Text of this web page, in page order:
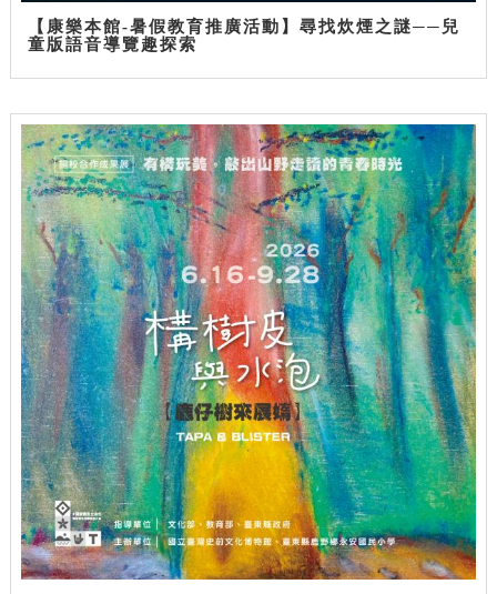
【康樂本館-暑假教育推廣活動】尋找炊煙之謎──兒
童版語音導覽趣探索